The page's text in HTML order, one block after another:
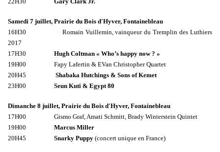
Samedi 7 juillet, Prairie du Bois d'Hyver, Fontainebleau
16H30 Romain Vuillemin, vainqueur du Tremplin des Luthiers
2017
17H30 Hugh Coltman « Who’s happy now ? »
19H00 Fapy Lafertin & EVan Christopher Quartet
20H45
Shabaka Hutchings & Sons of Kemet
23H00 Seun Kuti & Egypt 80
Dimanche 8 juillet, Prairie du Bois d'Hyver, Fontainebleau
17H00 Gismo Graf, Amati Schmitt, Brady Winterstein Quintet
19H00 Marcus Miller
20H45 Snarky Puppy (concert unique en France)